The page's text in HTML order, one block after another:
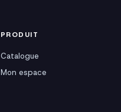
PRODUIT
Catalogue
Mon espace